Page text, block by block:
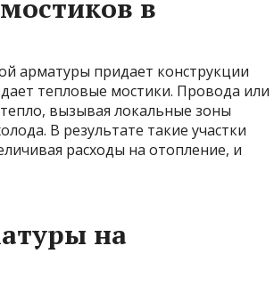
в
арматуры придает конструкции
тепловые мостики. Провода или
вызывая локальные зоны
В результате такие участки
расходы на отопление, и
на